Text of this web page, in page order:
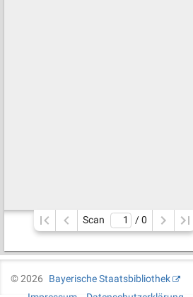
Scan / 0
©2026
Bayerische Staatsbibliothek